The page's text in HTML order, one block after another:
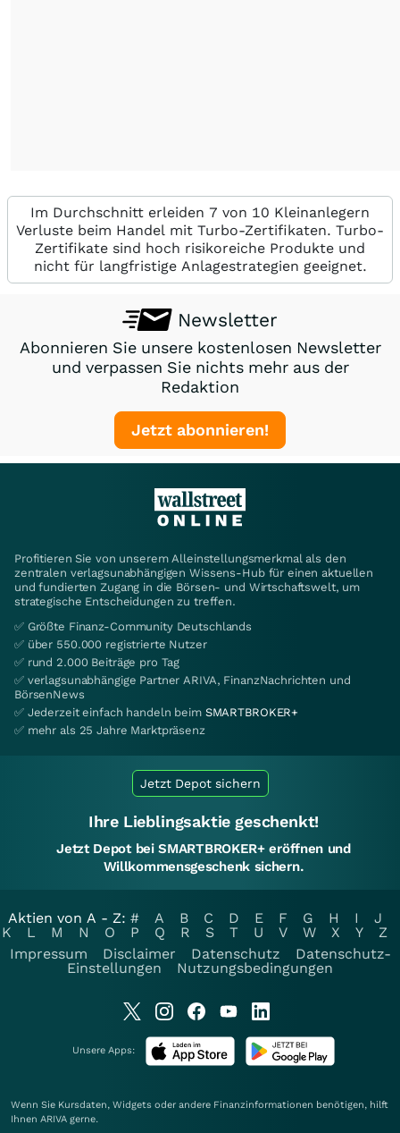
Im Durchschnitt erleiden 7 von 10 Kleinanlegern
Verluste beim Handel mit Turbo-Zertifikaten. Turbo-
Zertifikate sind hoch risikoreiche Produkte und
nicht für langfristige Anlagestrategien geeignet.
Newsletter
Abonnieren Sie unsere kostenlosen Newsletter
und verpassen Sie nichts mehr aus der
Redaktion
Jetzt abonnieren!
Profitieren Sie von unserem Alleinstellungsmerkmal als den
zentralen verlagsunabhängigen Wissens-Hub für einen aktuellen
und fundierten Zugang in die Börsen- und Wirtschaftswelt, um
strategische Entscheidungen zu treffen.
✅ Größte Finanz-Community Deutschlands
✅ über 550.000 registrierte Nutzer
✅ rund 2.000 Beiträge pro Tag
✅ verlagsunabhängige Partner ARIVA, FinanzNachrichten und
BörsenNews
✅ Jederzeit einfach handeln beim SMARTBROKER+
✅ mehr als 25 Jahre Marktpräsenz
Jetzt Depot sichern
Ihre Lieblingsaktie geschenkt!
Jetzt Depot bei SMARTBROKER+ eröffnen und
Willkommensgeschenk sichern.
Aktien von A - Z: # A B C D E F G H I
J
K
L M N O P Q R S T U V W X Y
Z
Impressum
Disclaimer Datenschutz
Datenschutz-
Einstellungen
Nutzungsbedingungen
Unsere Apps:
Wenn Sie Kursdaten, Widgets oder andere Finanzinformationen benötigen, hilft
Ihnen ARIVA gerne.